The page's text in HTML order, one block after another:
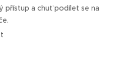
přístup a chuť podílet se na